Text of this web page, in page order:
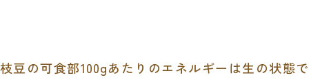
枝豆の可食部100gあたりのエネルギーは生の状態で